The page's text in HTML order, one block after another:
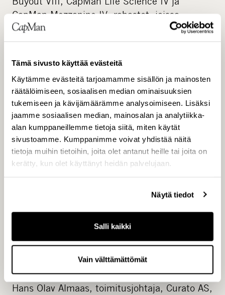
Tämä sivusto käyttää evästeitä
Käytämme evästeitä tarjoamamme sisällön ja mainosten
räätälöimiseen, sosiaalisen median ominaisuuksien
tukemiseen ja kävijämäärämme analysoimiseen. Lisäksi
jaamme sosiaalisen median, mainosalan ja analytiikka-
alan kumppaneillemme tietoja siitä, miten käytät
sivustoamme. Kumppanimme voivat yhdistää näitä
tietoja muihin tietoihin, joita olet antanut heille tai joita on
kerätty, kun olet käyttänyt heidän palvelujaan.
Näytä tiedot
Salli kaikki
Vain välttämättömät
CapMan Mezzanine IV -rahastot, joissa
CapMan Oyj on merkittävä sijoittaja. Kaupan
Kai Jordahl, senior partner, CapMan Buyout,
p. +47 23 23 75 71
Hans Olav Almaas, toimitusjohtaja, Curato AS,